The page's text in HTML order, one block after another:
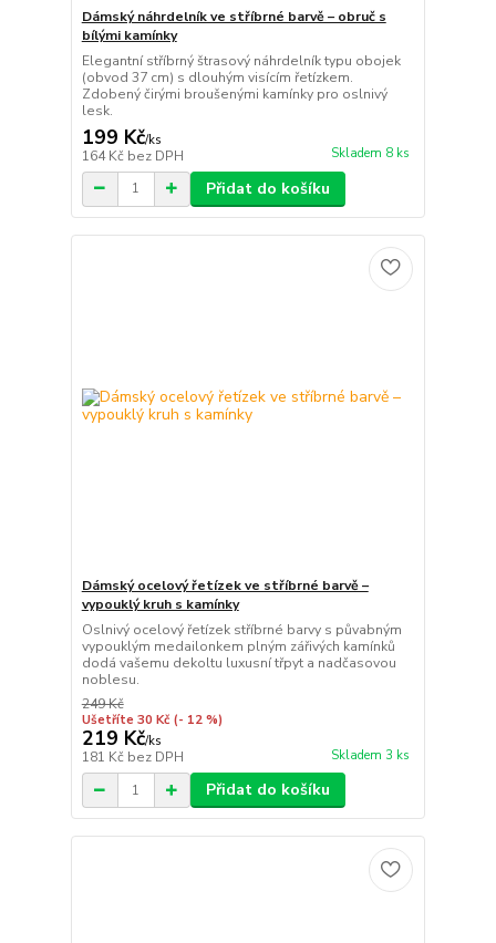
Dámský náhrdelník ve stříbrné barvě – obruč s
bílými kamínky
Elegantní stříbrný štrasový náhrdelník typu obojek
(obvod 37 cm) s dlouhým visícím řetízkem.
Zdobený čirými broušenými kamínky pro oslnivý
lesk.
199 Kč/ks
164 Kč bez DPH Skladem 8 ks
Přidat do košíku
Dámský ocelový řetízek ve stříbrné barvě –
vypouklý kruh s kamínky
Oslnivý ocelový řetízek stříbrné barvy s půvabným
vypouklým medailonkem plným zářivých kamínků
dodá vašemu dekoltu luxusní třpyt a nadčasovou
noblesu.
249 Kč
Ušetříte 30 Kč (- 12 %)
219 Kč/ks
181 Kč bez DPH Skladem 3 ks
Přidat do košíku